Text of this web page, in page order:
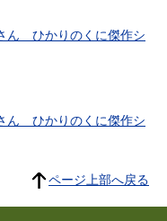
ん ひかりのくに傑作シ
ん ひかりのくに傑作シ
ページ上部へ戻る